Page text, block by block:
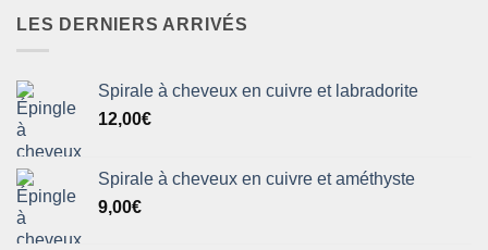
LES DERNIERS ARRIVÉS
Spirale à cheveux en cuivre et labradorite
12,00€
Spirale à cheveux en cuivre et améthyste
9,00€